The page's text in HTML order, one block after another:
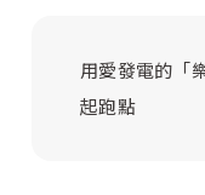
用愛發電的「
起跑點